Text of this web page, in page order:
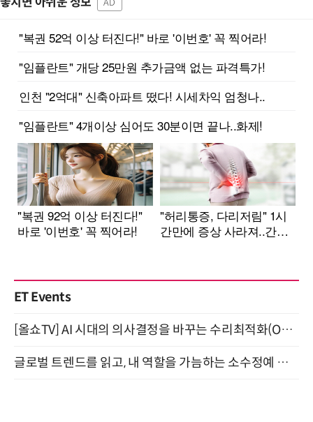
AD
ET Events
[올쇼TV] AI 시대의 의사결정을 바꾸는 수리최적화(Optimization) 소개 (8/20 생방송)
글로벌 트렌드를 읽고, 내 역할을 가늠하는 소수정예 실습 워크숍 (8/28)